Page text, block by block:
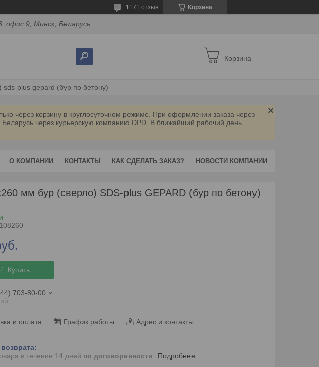
Корзина
1171 отзыв
офис 9, Минск, Беларусь
Корзина
plus gepard (бур по бетону)
через корзину в круглосуточном режиме. При оформлении заказа через
через курьерскую компанию DPD. В ближайший рабочий день
О КОМПАНИИ КОНТАКТЫ КАК СДЕЛАТЬ ЗАКАЗ? НОВОСТИ КОМПАНИИ
мм бур (сверло) SDS-plus GEPARD (бур по бетону)
Купить
703-80-00
и оплата График работы Адрес и контакты
в течение 14 дней по договоренности Подробнее